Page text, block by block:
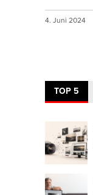
4. Juni 2024
TOP 5